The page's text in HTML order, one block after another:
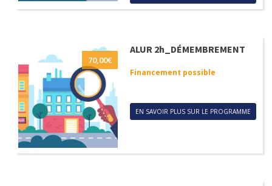
70,00€
ALUR 2h_DÉMEMBREMENT
Financement possible
EN SAVOIR PLUS SUR LE PROGRAMME